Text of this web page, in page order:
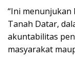
“Ini
Tanah Datar,
akuntabilitas
masyarakat